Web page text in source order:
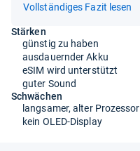
Vollständiges Fazit lesen
Stärken
günstig zu haben
ausdauernder Akku
eSIM wird unterstützt
guter Sound
Schwächen
langsamer, alter Prozessor
kein OLED-Display